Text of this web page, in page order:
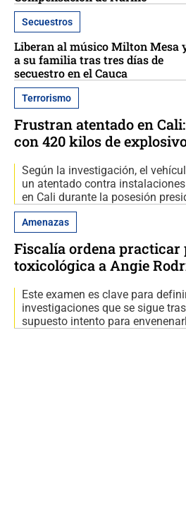
Secuestros
Liberan al músico Milton Mesa
a su familia tras tres días de
secuestro en el Cauca
Terrorismo
Frustran atentado en
con 420 kilos de
Según la investigación, el
un atentado contra
en Cali durante la posesión
Amenazas
Fiscalía ordena practicar
toxicológica a Angie
Este examen es clave para
investigaciones que se sigue
supuesto intento para